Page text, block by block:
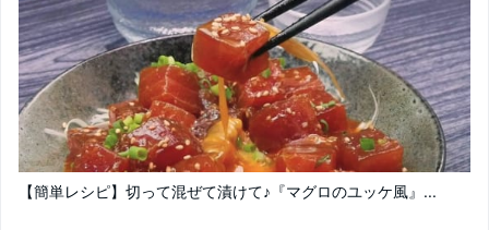
【簡単レシピ】切って混ぜて漬けて♪『マグロのユッケ風』...